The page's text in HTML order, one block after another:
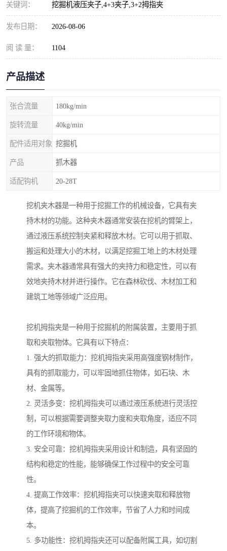
关键词： 挖掘机液压夹子,4+3夹子,3+2拇指夹
发布日期： 2026-08-06
阅 读 量： 1104
产品描述
张合流量 180kg/min
旋转流量 40kg/min
配件适用对象 挖掘机
产品 抓木器
适配钩机 20-28T
挖机夹木器是一种用于挖掘工作的机械设备，它具有夹
持木材的功能。这种夹木器通常安装在挖机的臂架上，
通过液压系统控制夹紧和释放木材。它可以用于抓取、
搬运和处理大小的木材，以满足挖掘工地上的木材处理
需求。夹木器通常具有强大的夹持力和稳定性，可以有
效地夹持木材并进行操作。它在森林砍伐、木材加工和
建筑工地等领域广泛应用。
挖机拇指夹是一种用于挖掘机的附属装置，主要用于抓
取和夹取物体。它具有以下特点：
1. 强大的抓取能力：挖机拇指夹采用高强度钢材制作，
具有的抓取能力，可以牢固地抓住物体，如石块、木
材、金属等。
2. 灵活多变：挖机拇指夹可以通过液压系统进行灵活控
制，可以根据需要调整夹取力度和夹取角度，适应不同
的工作环境和物体。
3. 安全可靠：挖机拇指夹采用设计和制造，具有坚固的
结构和稳定的性能，能够确保工作过程中的安全可靠
性。
4. 提高工作效率：挖机拇指夹可以快速夹取和释放物
体，提高了挖掘机的工作效率，节省了人力和时间成
本。
5. 多功能性：挖机拇指夹还可以配备附属工具，如切割